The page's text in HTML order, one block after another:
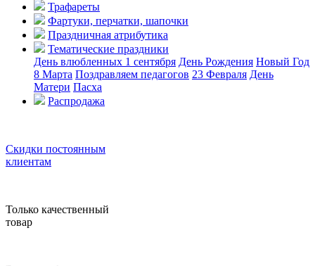
Трафареты
Фартуки, перчатки, шапочки
Праздничная атрибутика
Тематические праздники
День влюбленных 1 сентября День Рождения Новый Год
8 Марта Поздравляем педагогов 23 Февраля День
Матери Пасха
Распродажа
Скидки постоянным
клиентам
Только качественный
товар